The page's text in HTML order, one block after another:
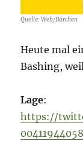
Quelle: Web/Bärchen
Heute mal
Bashing,
Lage:
https://